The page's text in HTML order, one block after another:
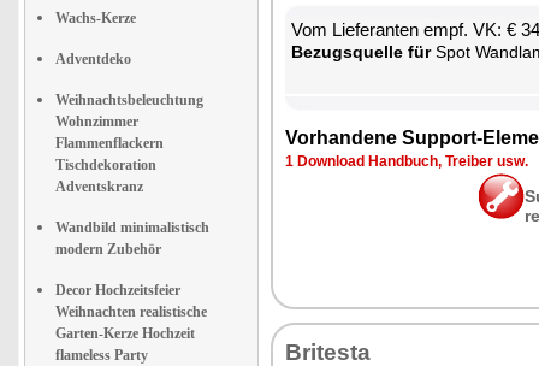
Wachs-Kerze
Adventdeko
Weihnachtsbeleuchtung
Wohnzimmer
Flammenflackern
Tischdekoration
Adventskranz
Wandbild minimalistisch
modern Zubehör
Decor Hochzeitsfeier
Weihnachten realistische
Garten-Kerze Hochzeit
flameless Party
Vom Lie­fe­ran­ten empf. VK: €
Be­zugs­quel­le fürSpot
Vor­han­de­ne Sup­port-
1 Down­load Hand­buch, Trei­ber usw.
Bri­tes­ta